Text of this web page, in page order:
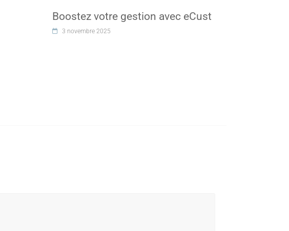
Boostez votre gestion avec eCust
3 novembre 2025